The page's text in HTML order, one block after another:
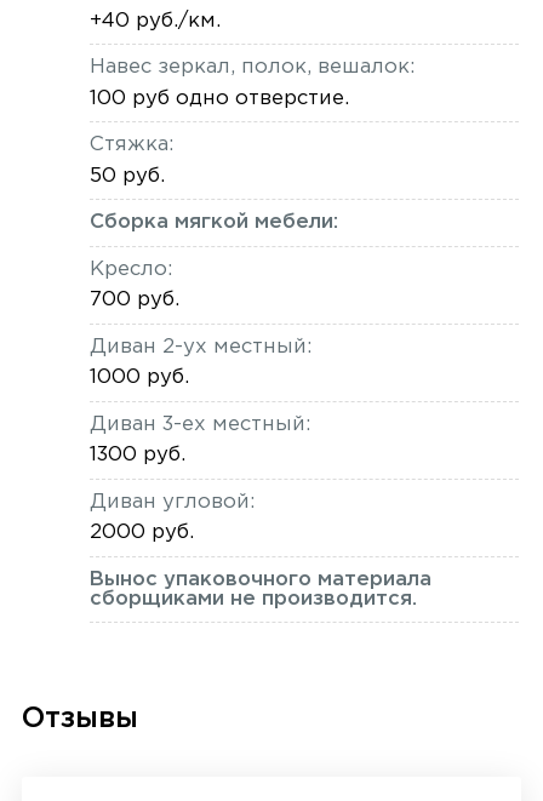
+40 руб./км.
Навес зеркал, полок, вешалок:
100 руб одно отверстие.
Стяжка:
50 руб.
Сборка мягкой мебели:
Кресло:
700 руб.
Диван 2-ух местный:
1000 руб.
Диван 3-ех местный:
1300 руб.
Диван угловой:
2000 руб.
Вынос упаковочного материала
сборщиками не производится.
Отзывы